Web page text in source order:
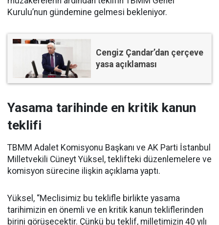
Kurulu’nun gündemine gelmesi bekleniyor.
Cengiz Çandar’dan çerçeve
yasa açıklaması
Yasama tarihinde en kritik kanun
teklifi
TBMM Adalet Komisyonu Başkanı ve AK Parti İstanbul
Milletvekili Cüneyt Yüksel, teklifteki düzenlemelere ve
komisyon sürecine ilişkin açıklama yaptı.
Yüksel, “Meclisimiz bu teklifle birlikte yasama
tarihimizin en önemli ve en kritik kanun tekliflerinden
birini görüşecektir. Çünkü bu teklif, milletimizin 40 yılı